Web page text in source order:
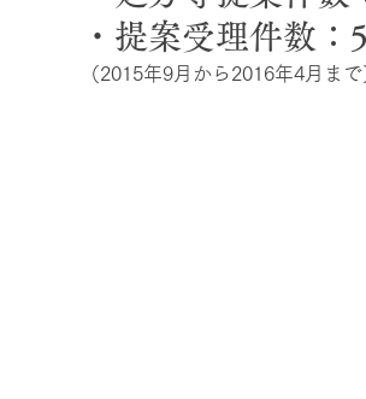
・提案受理件数：
（2015年9月から2016年4月まで